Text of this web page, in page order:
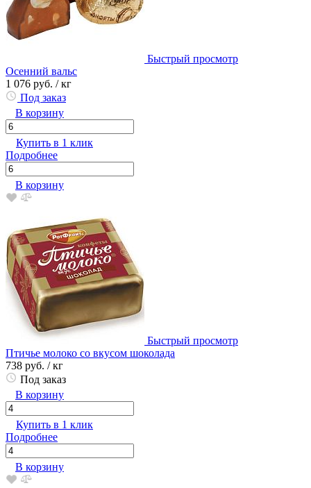
Быстрый просмотр
Осенний вальс
1 076 руб. / кг
Под заказ
В корзину
Купить в 1 клик
Подробнее
В корзину
Быстрый просмотр
Птичье молоко со вкусом шоколада
738 руб. / кг
Под заказ
В корзину
Купить в 1 клик
Подробнее
В корзину